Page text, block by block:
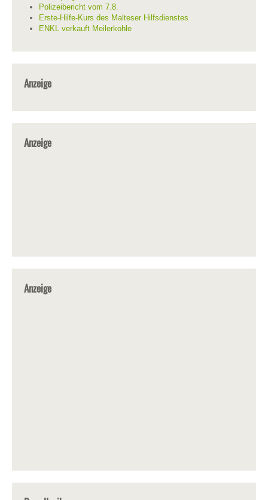
Polizeibericht vom 7.8.
Erste-Hilfe-Kurs des Malteser Hilfsdienstes
ENKL verkauft Meilerkohle
Anzeige
Anzeige
Anzeige